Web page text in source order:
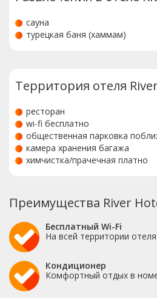
сауна
турецкая баня (хаммам)
Территория отеля
ресторан
wi-fi бесплатно
общественная парковка
камера хранения багажа
химчистка/прачечная платно
Преимущества River
Бесплатный Wi-Fi
На всей территории
Кондиционер
Комфортный отдых в